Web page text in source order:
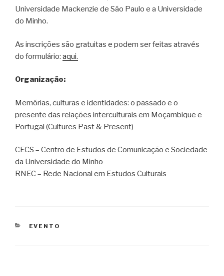
Universidade Mackenzie de São Paulo e a Universidade
do Minho.
As inscrições são gratuitas e podem ser feitas através
do formulário: aqui.
Organização:
Memórias, culturas e identidades: o passado e o
presente das relações interculturais em Moçambique e
Portugal (Cultures Past & Present)
CECS – Centro de Estudos de Comunicação e Sociedade
da Universidade do Minho
RNEC – Rede Nacional em Estudos Culturais
CATEGORIAS
EVENTO